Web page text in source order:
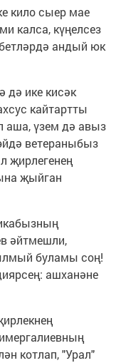
кило сыер мае
калса, күңелсез
андый юк
дә ике кисәк
кайтартты
аша, үзем дә авыз
ветераныбыз
җирлегенең
җыйган
әйтмешли,
буламы соң!
ашханәне
котлап, "Урал"